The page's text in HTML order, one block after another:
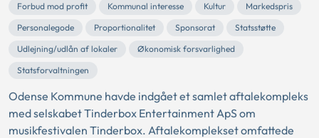
Forbud mod profit
Kommunal interesse Kultur
Markedspris
Personalegode
Proportionalitet Sponsorat
Statsstøtte
Udlejning/udlån af lokaler
Økonomisk forsvarlighed
Statsforvaltningen
Odense Kommune havde indgået et samlet aftalekompleks
med selskabet Tinderbox Entertainment ApS om
musikfestivalen Tinderbox. Aftalekomplekset omfattede